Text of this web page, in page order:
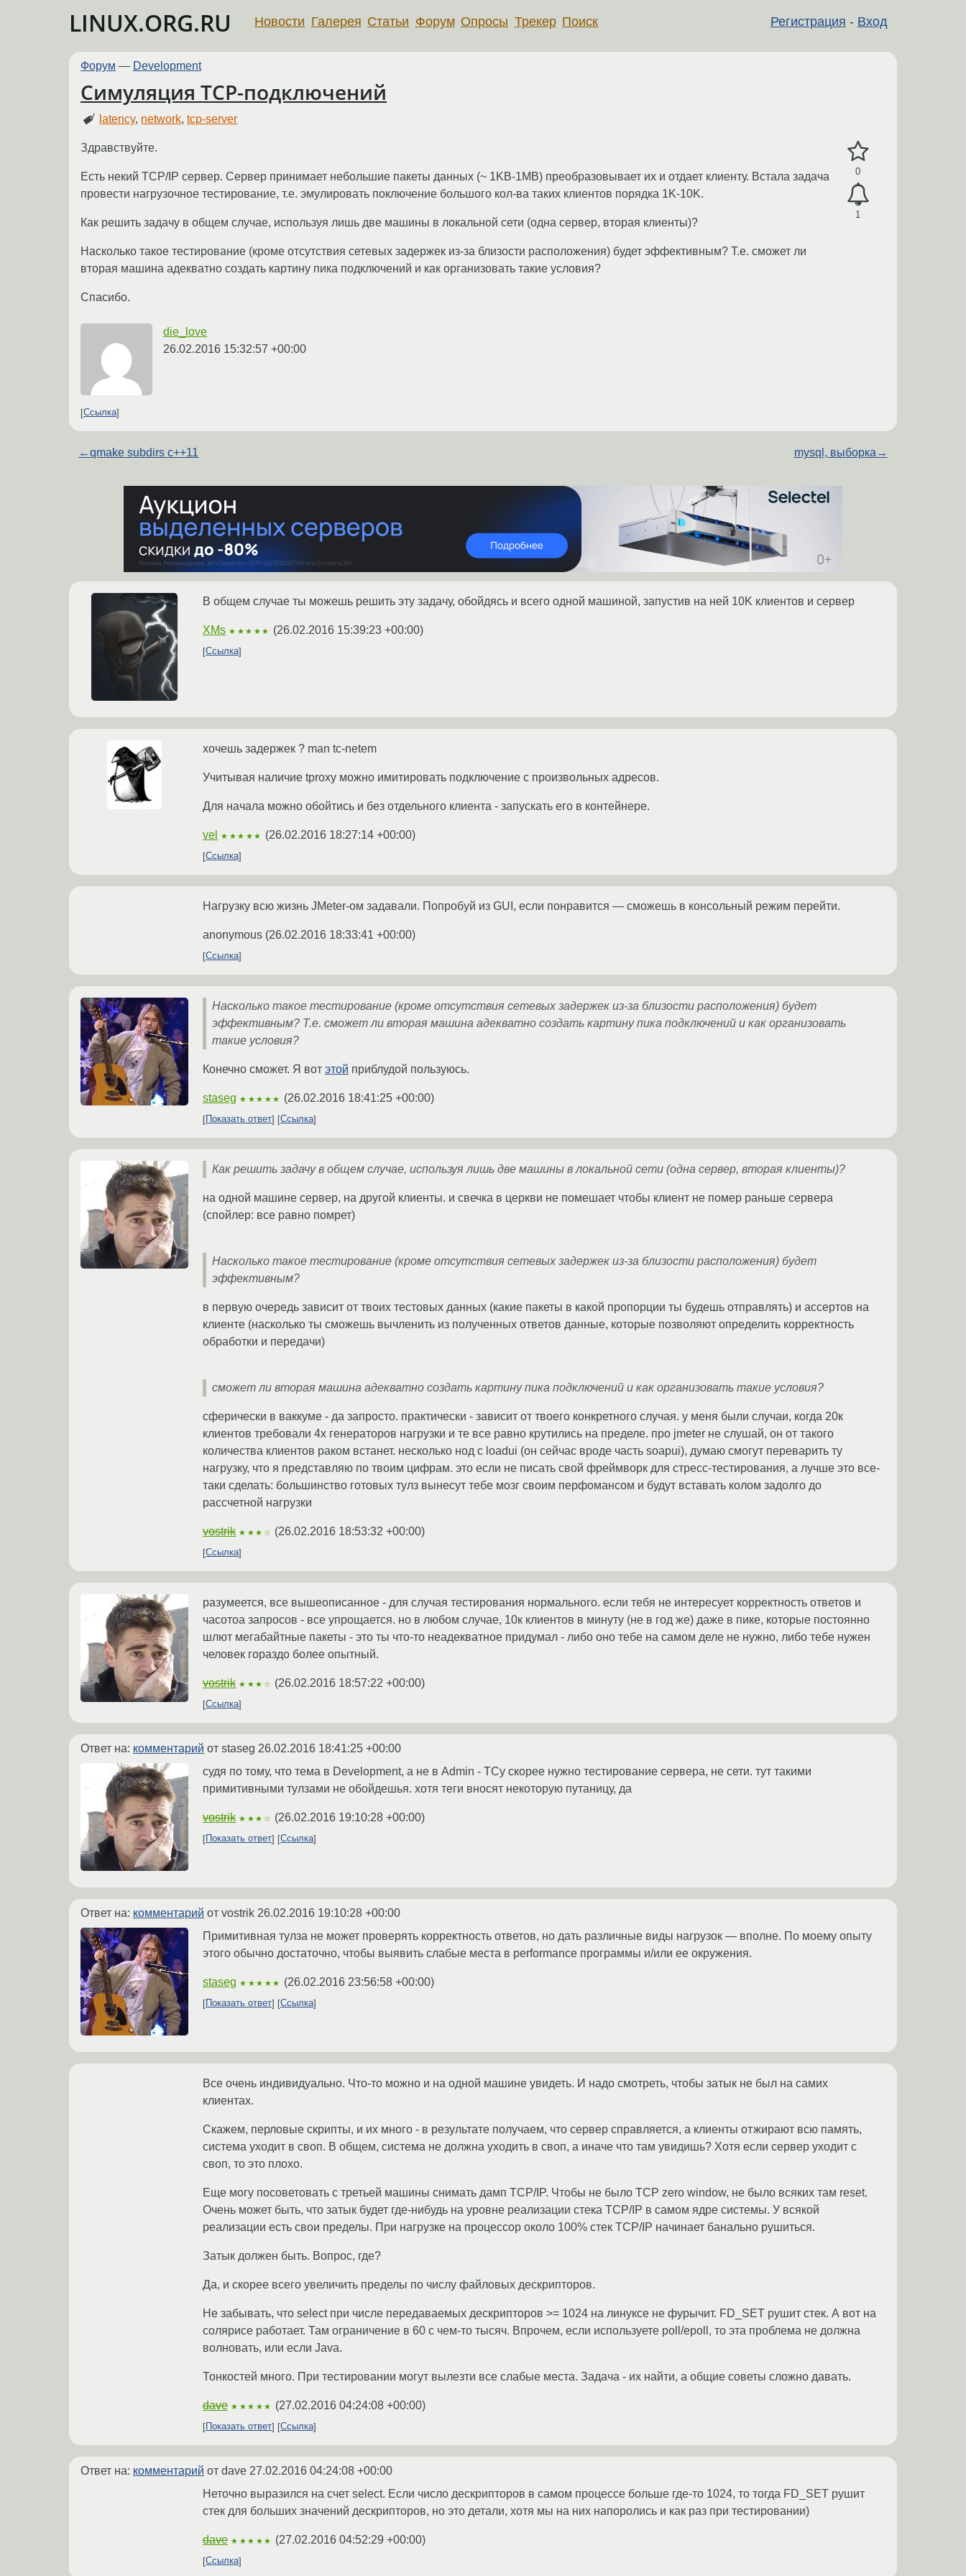
LINUX.ORG.RU Регистрация - Вход
Новости Галерея Статьи Форум Опросы Трекер Поиск
Форум — Development
Симуляция TCP-подключений
latency, network,tcp-server
0
1
Здравствуйте.
Есть некий TCP/IP сервер. Сервер принимает небольшие пакеты данных (~ 1KB-1MB) преобразовывает их и отдает клиенту. Встала задача
провести нагрузочное тестирование, т.е. эмулировать поключение большого кол-ва таких клиентов порядка 1K-10K.
Как решить задачу в общем случае, используя лишь две машины в локальной сети (одна сервер, вторая клиенты)?
Насколько такое тестирование (кроме отсутствия сетевых задержек из-за близости расположения) будет эффективным? Т.е. сможет ли
вторая машина адекватно создать картину пика подключений и как организовать такие условия?
Спасибо.
die_love
26.02.2016 15:32:57 +00:00
Ссылка
←qmake subdirs c++11 mysql, выборка →
В общем случае ты можешь решить эту задачу, обойдясь и всего одной машиной, запустив на ней 10K клиентов и сервер
XMs ★★★★★ (26.02.2016 15:39:23 +00:00)
Ссылка
хочешь задержек ? man tc-netem
Учитывая наличие tproxy можно имитировать подключение с произвольных адресов.
Для начала можно обойтись и без отдельного клиента - запускать его в контейнере.
vel ★★★★★ (26.02.2016 18:27:14 +00:00)
Ссылка
Нагрузку всю жизнь JMeter-ом задавали. Попробуй из GUI, если понравится — сможешь в консольный режим перейти.
anonymous (26.02.2016 18:33:41 +00:00)
Ссылка
Насколько такое тестирование (кроме отсутствия сетевых задержек из-за близости расположения) будет
эффективным? Т.е. сможет ли вторая машина адекватно создать картину пика подключений и как организовать
такие условия?
Конечно сможет. Я вот этой приблудой пользуюсь.
staseg ★★★★★ (26.02.2016 18:41:25 +00:00)
Показать ответ Ссылка
Как решить задачу в общем случае, используя лишь две машины в локальной сети (одна сервер, вторая клиенты)?
на одной машине сервер, на другой клиенты. и свечка в церкви не помешает чтобы клиент не помер раньше сервера
(спойлер: все равно помрет)
Насколько такое тестирование (кроме отсутствия сетевых задержек из-за близости расположения) будет
эффективным?
в первую очередь зависит от твоих тестовых данных (какие пакеты в какой пропорции ты будешь отправлять) и ассертов на
клиенте (насколько ты сможешь вычленить из полученных ответов данные, которые позволяют определить корректность
обработки и передачи)
сможет ли вторая машина адекватно создать картину пика подключений и как организовать такие условия?
сферически в ваккуме - да запросто. практически - зависит от твоего конкретного случая. у меня были случаи, когда 20к
клиентов требовали 4х генераторов нагрузки и те все равно крутились на пределе. про jmeter не слушай, он от такого
количества клиентов раком встанет. несколько нод с loadui (он сейчас вроде часть soapui), думаю смогут переварить ту
нагрузку, что я представляю по твоим цифрам. это если не писать свой фреймворк для стресс-тестирования, а лучше это все-
таки сделать: большинство готовых тулз вынесут тебе мозг своим перфомансом и будут вставать колом задолго до
рассчетной нагрузки
vostrik ★★★☆ (26.02.2016 18:53:32 +00:00)
Ссылка
разумеется, все вышеописанное - для случая тестирования нормального. если тебя не интересует корректность ответов и
часотоа запросов - все упрощается. но в любом случае, 10к клиентов в минуту (не в год же) даже в пике, которые постоянно
шлют мегабайтные пакеты - это ты что-то неадекватное придумал - либо оно тебе на самом деле не нужно, либо тебе нужен
человек гораздо более опытный.
vostrik ★★★☆ (26.02.2016 18:57:22 +00:00)
Ссылка
Ответ на: комментарий от staseg 26.02.2016 18:41:25 +00:00
судя по тому, что тема в Development, а не в Admin - ТСу скорее нужно тестирование сервера, не сети. тут такими
примитивными тулзами не обойдешья. хотя теги вносят некоторую путаницу, да
vostrik ★★★☆ (26.02.2016 19:10:28 +00:00)
Показать ответ Ссылка
Ответ на: комментарий от vostrik 26.02.2016 19:10:28 +00:00
Примитивная тулза не может проверять корректность ответов, но дать различные виды нагрузок — вполне. По моему опыту
этого обычно достаточно, чтобы выявить слабые места в performance программы и/или ее окружения.
staseg ★★★★★ (26.02.2016 23:56:58 +00:00)
Показать ответ Ссылка
Все очень индивидуально. Что-то можно и на одной машине увидеть. И надо смотреть, чтобы затык не был на самих
клиентах.
Скажем, перловые скрипты, и их много - в результате получаем, что сервер справляется, а клиенты отжирают всю память,
система уходит в своп. В общем, система не должна уходить в своп, а иначе что там увидишь? Хотя если сервер уходит с
своп, то это плохо.
Еще могу посоветовать с третьей машины снимать дамп TCP/IP. Чтобы не было TCP zero window, не было всяких там reset.
Очень может быть, что затык будет где-нибудь на уровне реализации стека TCP/IP в самом ядре системы. У всякой
реализации есть свои пределы. При нагрузке на процессор около 100% стек TCP/IP начинает банально рушиться.
Затык должен быть. Вопрос, где?
Да, и скорее всего увеличить пределы по числу файловых дескрипторов.
Не забывать, что select при числе передаваемых дескрипторов >= 1024 на линуксе не фурычит. FD_SET рушит стек. А вот на
солярисе работает. Там ограничение в 60 с чем-то тысяч. Впрочем, если используете poll/epoll, то эта проблема не должна
волновать, или если Java.
Тонкостей много. При тестировании могут вылезти все слабые места. Задача - их найти, а общие советы сложно давать.
dave ★★★★★ (27.02.2016 04:24:08 +00:00)
Показать ответ Ссылка
Ответ на: комментарий от dave 27.02.2016 04:24:08 +00:00
Неточно выразился на счет select. Если число дескрипторов в самом процессе больше где-то 1024, то тогда FD_SET рушит
стек для больших значений дескрипторов, но это детали, хотя мы на них напоролись и как раз при тестировании)
dave ★★★★★ (27.02.2016 04:52:29 +00:00)
Ссылка